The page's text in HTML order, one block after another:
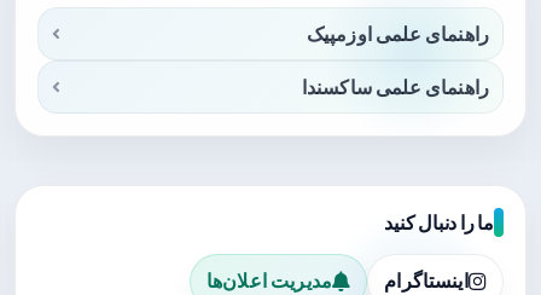
راهنمای علمی اوزمپیک
راهنمای علمی ساکسندا
ما را دنبال کنید
اینستاگرام مدیریت اعلان‌ها